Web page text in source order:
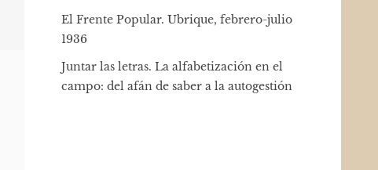
El Frente Popular. Ubrique, febrero-julio
1936
Juntar las letras. La alfabetización en el
campo: del afán de saber a la autogestión